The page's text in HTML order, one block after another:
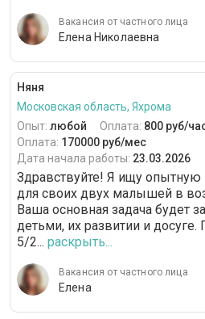
Вакансия от частного лица
Елена Николаевна
Няня
Московская область, Яхрома
Опыт: любой Оплата: 800 руб/
Оплата: 170000 руб/мес
Дата начала работы: 23.03.2026
Здравствуйте! Я ищу
для своих двух малышей в
Ваша основная задача будет
детьми, их развитии и досуге.
5/2... раскрыть...
Вакансия от частного лица
Елена